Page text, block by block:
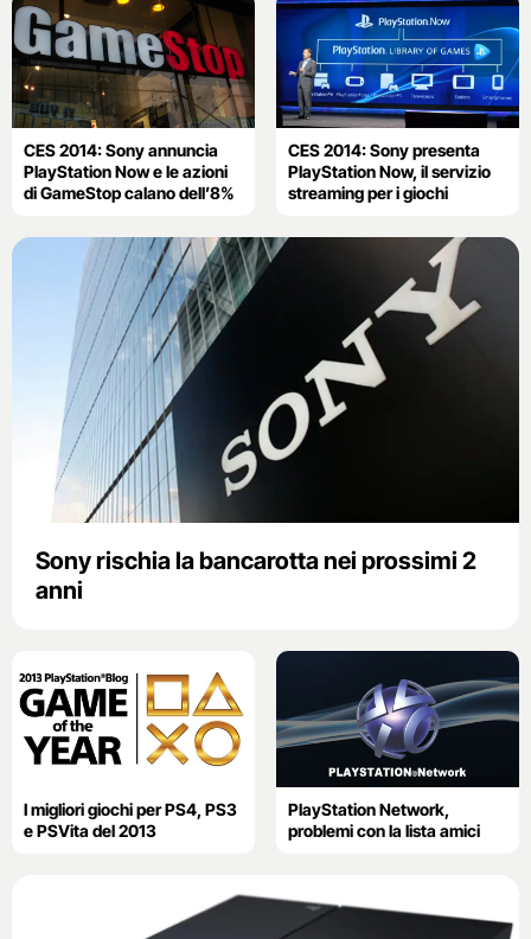
CES 2014: Sony annuncia
PlayStation Now e le azioni
di GameStop calano dell’8%
CES 2014: Sony presenta
PlayStation Now, il servizio
streaming per i giochi
Sony rischia la bancarotta nei prossimi 2
anni
I migliori giochi per PS4, PS3
e PSVita del 2013
PlayStation Network,
problemi con la lista amici